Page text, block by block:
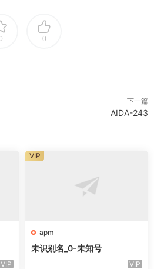
0
下一篇
AIDA-243
VIP
apm
未识别名_0-未知号
VIP
VIP